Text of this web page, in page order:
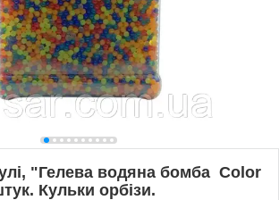
"Гелева водяна бомба Color
Кульки орбізи.